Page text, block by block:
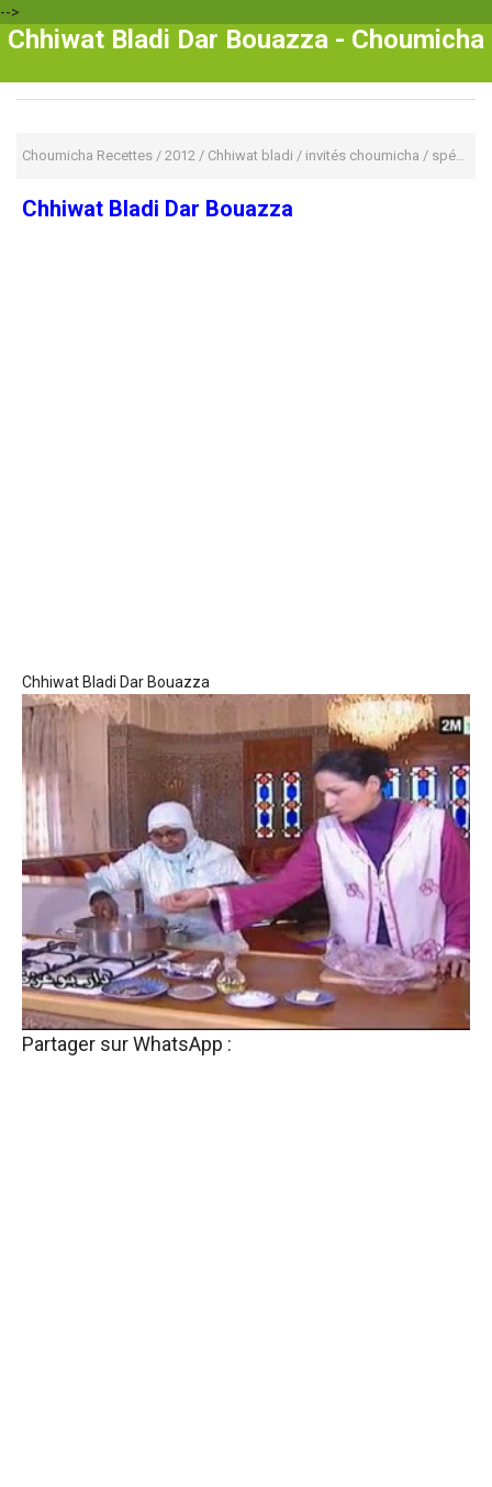
-->
Chhiwat Bladi Dar Bouazza - Choumicha
Choumicha Recettes / 2012 / Chhiwat bladi / invités choumicha / spécialité marocaine
Chhiwat Bladi Dar Bouazza
Chhiwat Bladi Dar Bouazza
Partager sur WhatsApp :